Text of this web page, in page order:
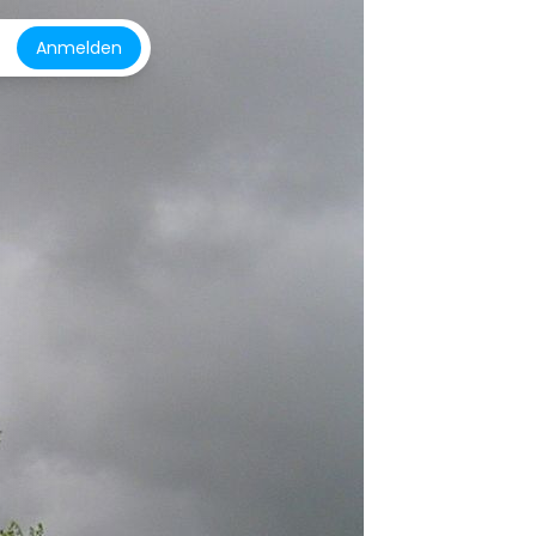
Anmelden